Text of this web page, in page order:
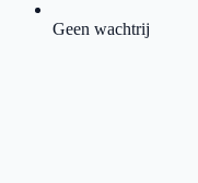
Geen wachtrij